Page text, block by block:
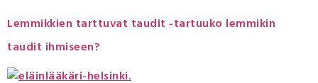
Lemmikkien tarttuvat taudit -tartuuko lemmikin
taudit ihmiseen?